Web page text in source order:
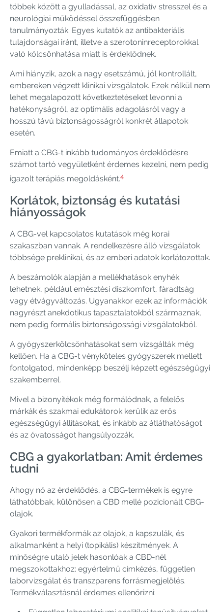
többek között a gyulladással, az oxidatív stresszel és a
neurológiai működéssel összefüggésben
tanulmányozták. Egyes kutatók az antibakteriális
tulajdonságai iránt, illetve a szerotoninreceptorokkal
való kölcsönhatása miatt is érdeklődnek.
Ami hiányzik, azok a nagy esetszámú, jól kontrollált,
embereken végzett klinikai vizsgálatok. Ezek nélkül nem
lehet megalapozott következtetéseket levonni a
hatékonyságról, az optimális adagolásról vagy a
hosszú távú biztonságosságról konkrét állapotok
esetén.
Emiatt a CBG-t inkább tudományos érdeklődésre
számot tartó vegyületként érdemes kezelni, nem pedig
igazolt terápiás megoldásként.4
Korlátok, biztonság és kutatási
hiányosságok
A CBG-vel kapcsolatos kutatások még korai
szakaszban vannak. A rendelkezésre álló vizsgálatok
többsége preklinikai, és az emberi adatok korlátozottak.
A beszámolók alapján a mellékhatások enyhék
lehetnek, például emésztési diszkomfort, fáradtság
vagy étvágyváltozás. Ugyanakkor ezek az információk
nagyrészt anekdotikus tapasztalatokból származnak,
nem pedig formális biztonságossági vizsgálatokból.
A gyógyszerkölcsönhatásokat sem vizsgálták még
kellően. Ha a CBG-t vényköteles gyógyszerek mellett
fontolgatod, mindenképp beszélj képzett egészségügyi
szakemberrel.
Mivel a bizonyítékok még formálódnak, a felelős
márkák és szakmai edukátorok kerülik az erős
egészségügyi állításokat, és inkább az átláthatóságot
és az óvatosságot hangsúlyozzák.
CBG a gyakorlatban: Amit érdemes
tudni
Ahogy nő az érdeklődés, a CBG-termékek is egyre
láthatóbbak, különösen a CBD mellé pozicionált CBG-
olajok.
Gyakori termékformák az olajok, a kapszulák, és
alkalmanként a helyi (topikális) készítmények. A
minőségre utaló jelek hasonlóak a CBD-nél
megszokottakhoz: egyértelmű címkézés, független
laborvizsgálat és transzparens forrásmegjelölés.
Termékválasztásnál érdemes ellenőrizni: